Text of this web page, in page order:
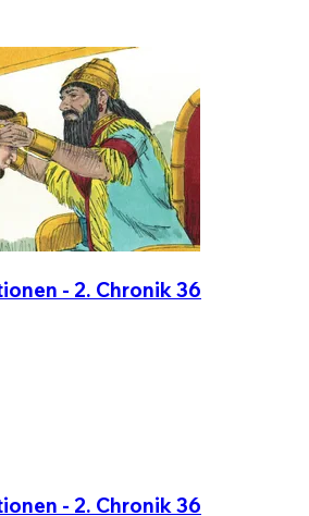
- 2. Chronik 36
- 2. Chronik 36